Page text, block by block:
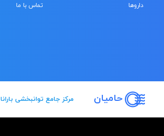
داروها
تماس با ما
حامیان مرکز جامع توانبخشی بارانا